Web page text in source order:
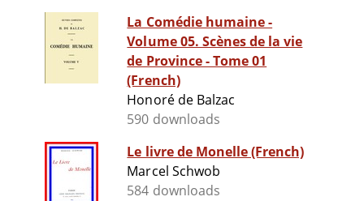
La Comédie humaine -
Volume 05. Scènes de la vie
de Province - Tome 01
(French)
Honoré de Balzac
590 downloads
Le livre de Monelle (French)
Marcel Schwob
584 downloads